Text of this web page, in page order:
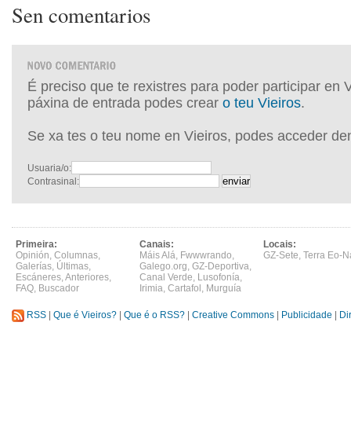
Sen comentarios
É preciso que te rexistres para poder participar en
páxina de entrada podes crear o teu Vieiros.
Se xa tes o teu nome en Vieiros, podes acceder
Usuaria/o:
Contrasinal:
Primeira:
Opinión, Columnas,
Galerías, Últimas,
Escáneres,Anteriores,
FAQ, Buscador
Canais:
Máis Alá, Fwwwrando,
Galego.org, GZ-Deportiva,
Canal Verde, Lusofonía,
Irimia, Cartafol , Murguía
Locais:
GZ-Sete, Terra Eo-
RSS Que é Vieiros? Que é o RSS? Creative Commons Publicidade